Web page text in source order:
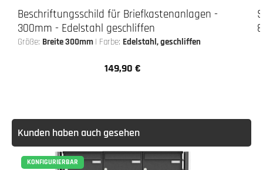
Beschriftungsschild für Briefkastenanlagen -
300mm - Edelstahl geschliffen
Größe: Breite 300mm | Farbe: Edelstahl, geschliffen
Regulärer Preis:
149,90 €
Kunden haben auch gesehen
KONFIGURIERBAR